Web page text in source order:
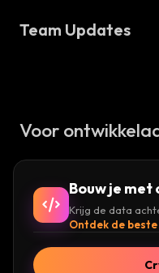
Team Updates
Voor
Bouw je met
Krijg de data
Ontdek de